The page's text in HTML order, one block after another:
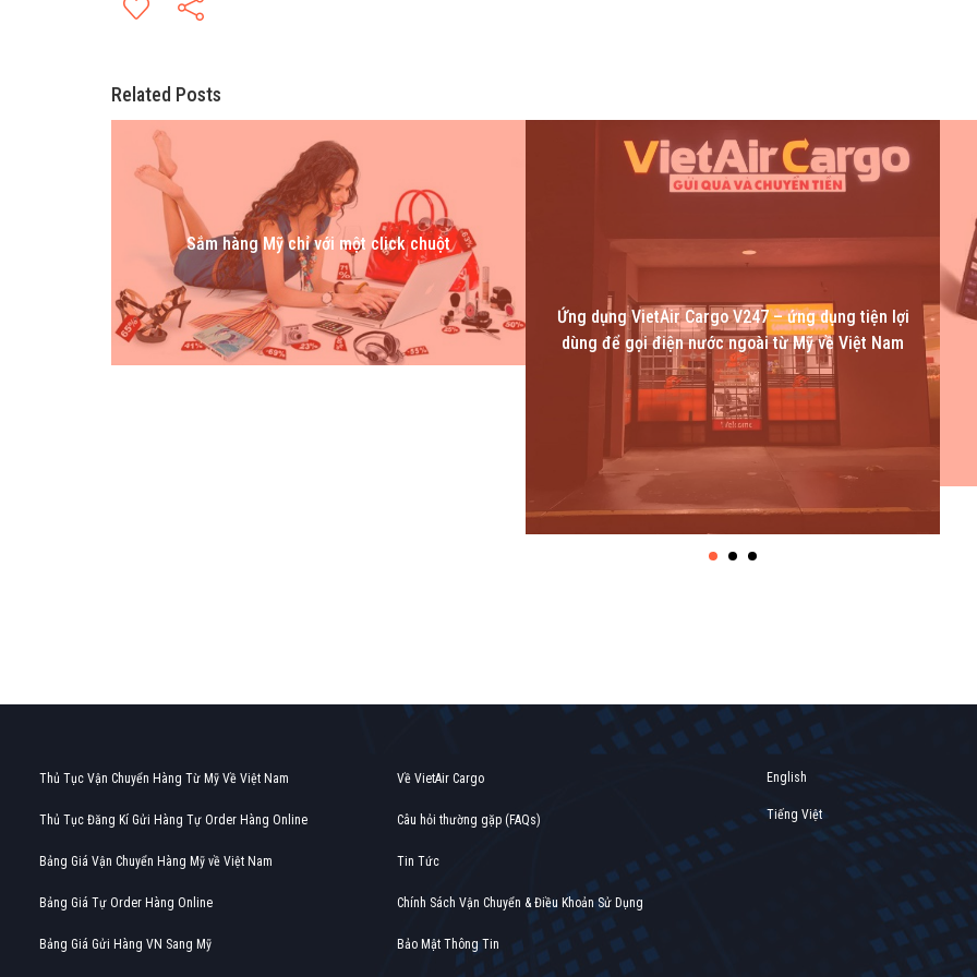
Related Posts
Sắm hàng Mỹ chỉ với một click chuột
Ứng dụng VietAir Cargo V247 – ứng dụng tiện lợi
dùng để gọi điện nước ngoài từ Mỹ về Việt Nam
Find out more →
Thủ Tục Vận Chuyển Hàng Từ Mỹ Về Việt Nam
Thủ Tục Đăng Kí Gửi Hàng Tự Order Hàng Online
Bảng Giá Vận Chuyển Hàng Mỹ về Việt Nam
Bảng Giá Tự Order Hàng Online
Bảng Giá Gửi Hàng VN Sang Mỹ
Về VietAir Cargo
Câu hỏi thường gặp (FAQs)
Tin Tức
Chính Sách Vận Chuyển & Điều Khoản Sử Dụng
Bảo Mật Thông Tin
English
Tiếng Việt